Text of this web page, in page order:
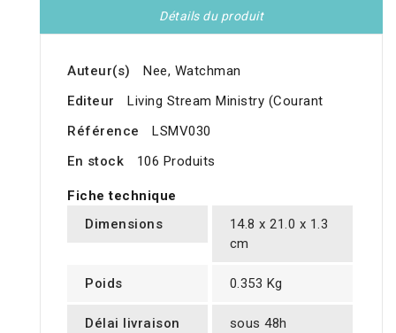
Détails du produit
Auteur(s)
Nee, Watchman
Editeur
Living Stream Ministry (Courant
Référence
LSMV030
En stock
106 Produits
Fiche technique
Dimensions
14.8 x 21.0 x 1.3
cm
Poids 0.353 Kg
Délai livraison sous 48h